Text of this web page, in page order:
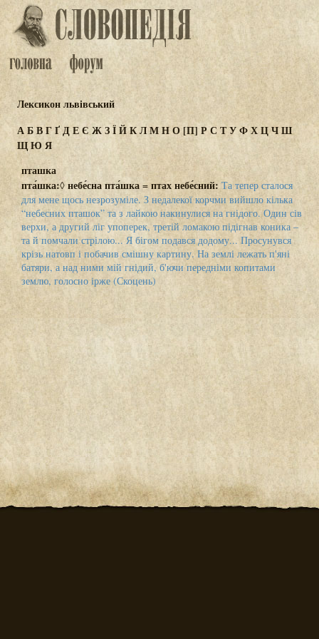
Лексикон львівський
АБВГҐДЕЄ ЖЗЇЙКЛМНО[П] Р С ТУФХЦЧШ
ЩЮ Я
пташка
пта́шка:◊ небе́сна пта́шка =птах небе́сний: Та тепер сталося
для мене щось незрозуміле. З недалекої корчми вийшло кілька
“небесних пташок” та з лайкою накинулися на гнідого. Один сів
верхи, а другий ліг упоперек, третій ломакою підігнав коника –
та й помчали стрілою... Я бігом подався додому... Просунувся
крізь натовп і побачив смішну картину. На землі лежать п'яні
батяри, а над ними мій гнідий, б'ючи передніми копитами
землю, голосно ірже (Скоцень)